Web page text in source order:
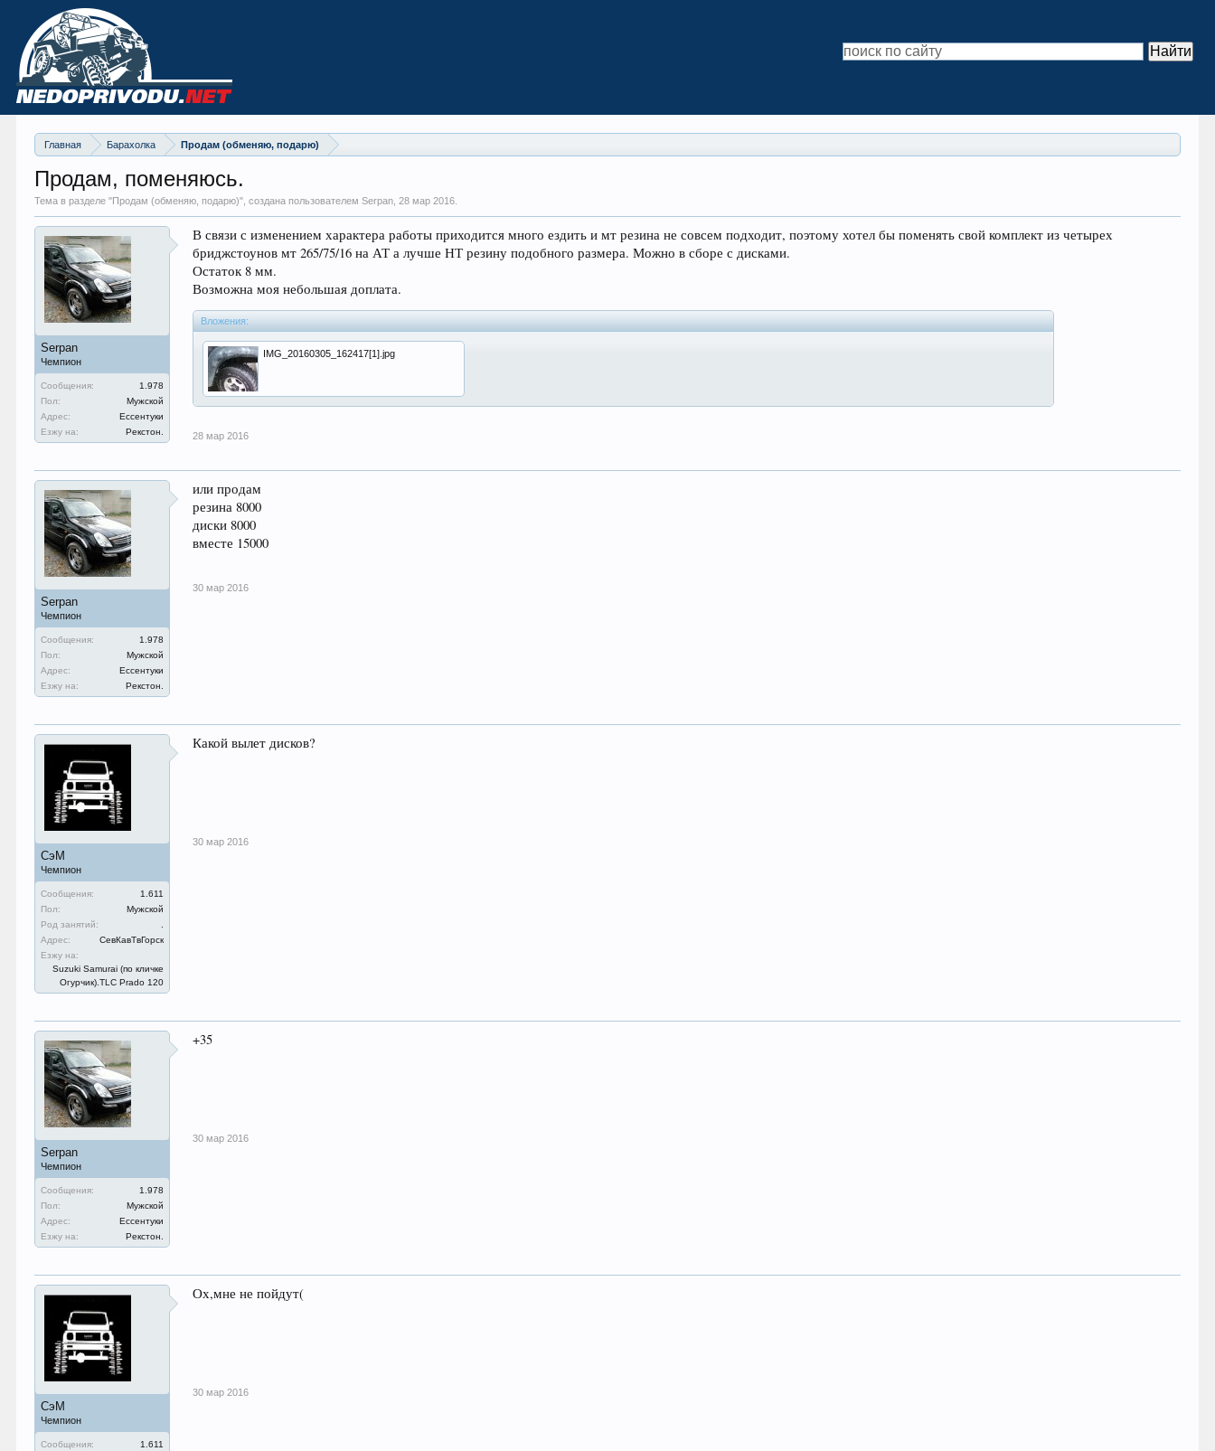
Главная Барахолка Продам (обменяю, подарю)
Продам, поменяюсь.
Тема в разделе "Продам (обменяю, подарю)", создана пользователем Serpan,28 мар 2016
Serpan
Чемпион
Сообщения:
1.978
Пол:
Мужской
Адрес:
Ессентуки
Езжу на:
Рекстон.
В связи с изменением характера работы приходится много ездить и мт резина не совсем подходит, поэтому хотел бы поменять свой комплект из четырех
бриджстоунов мт 265/75/16 на АТ а лучше НТ резину подобного размера. Можно в сборе с дисками.
Остаток 8 мм.
Возможна моя небольшая доплата.
Вложения:
IMG_20160305_162417[1].jpg
28 мар 2016
Serpan
Чемпион
Сообщения:
1.978
Пол:
Мужской
Адрес:
Ессентуки
Езжу на:
Рекстон.
или продам
резина 8000
диски 8000
вместе 15000
30 мар 2016
СэМ
Чемпион
Сообщения:
1.611
Пол:
Мужской
Род занятий:
Адрес:
СевКавТвГорск
Езжу на:
Suzuki Samurai (по кличке
Огурчик).TLC Prado 120
Какой вылет дисков?
30 мар 2016
Serpan
Чемпион
Сообщения:
1.978
Пол:
Мужской
Адрес:
Ессентуки
Езжу на:
Рекстон.
+35
30 мар 2016
СэМ
Чемпион
Сообщения:
1.611
Ох,мне не пойдут(
30 мар 2016